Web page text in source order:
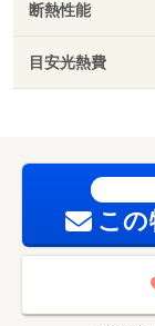
在・うどんちゃ
はＬＩＮＥで条
と気軽に、もっ
断熱性能
目安光熱費
こ